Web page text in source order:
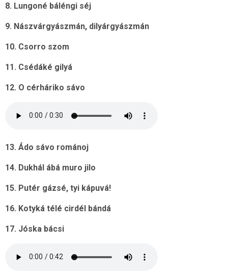
8. Lungoné báléngi séj
9. Nászvárgyászmán, dilyárgyászmán
10. Csorro szom
11. Csédáké gilyá
12. O cérháriko sávo
13. Ádo sávo románoj
14. Dukhál ábá muro jilo
15. Putér gázsé, tyi kápuvá!
16. Kotyká télé cirdél bándá
17. Jóska bácsi